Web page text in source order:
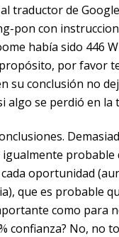
traductor de
pon con
había sido 446
por favor
su conclusión no
algo se perdió en la
oportunidad
que es probable
como para
confianza? No,